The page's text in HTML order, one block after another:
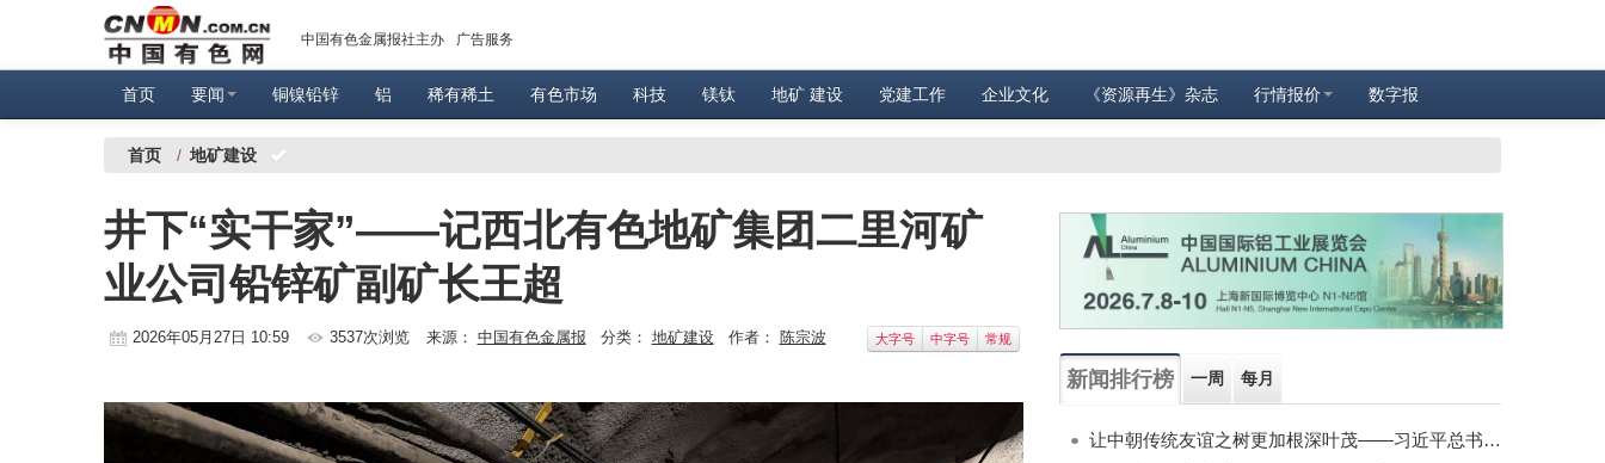
中国有色金属报社主办 广告服务
首页 要闻 铜镍铅锌 铝 稀有稀土 有色市场 科技 镁钛 地矿 建设 党建工作 企业文化 《资源再生》杂志 行情报价 数字报
首页 / 地矿建设
井下“实干家”——记西北有色地矿集团二里河矿
业公司铅锌矿副矿长王超
2026年05月27日 10:59 3537次浏览 来源： 中国有色金属报 分类： 地矿建设作者： 陈宗波 大字号 中字号 常规
新闻排行榜 一周 每月
让中朝传统友谊之树更加根深叶茂——习近平总书记对朝鲜进行国事访问纪实